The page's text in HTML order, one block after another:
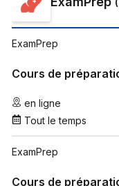
ExamPrep
Cours de
en ligne
Tout le temps
ExamPrep
Cours de